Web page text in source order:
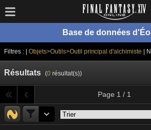
Base de données
Filtres : | Objets>Outils>Outil principal d'alchimiste
Résultats (0résultat(s))
Page 1 / 1